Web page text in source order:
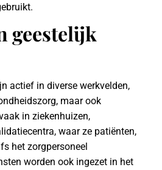
geestelijk
actief in diverse werkvelden,
maar ook
in ziekenhuizen,
waar ze patiënten,
het zorgpersoneel
worden ook ingezet in het